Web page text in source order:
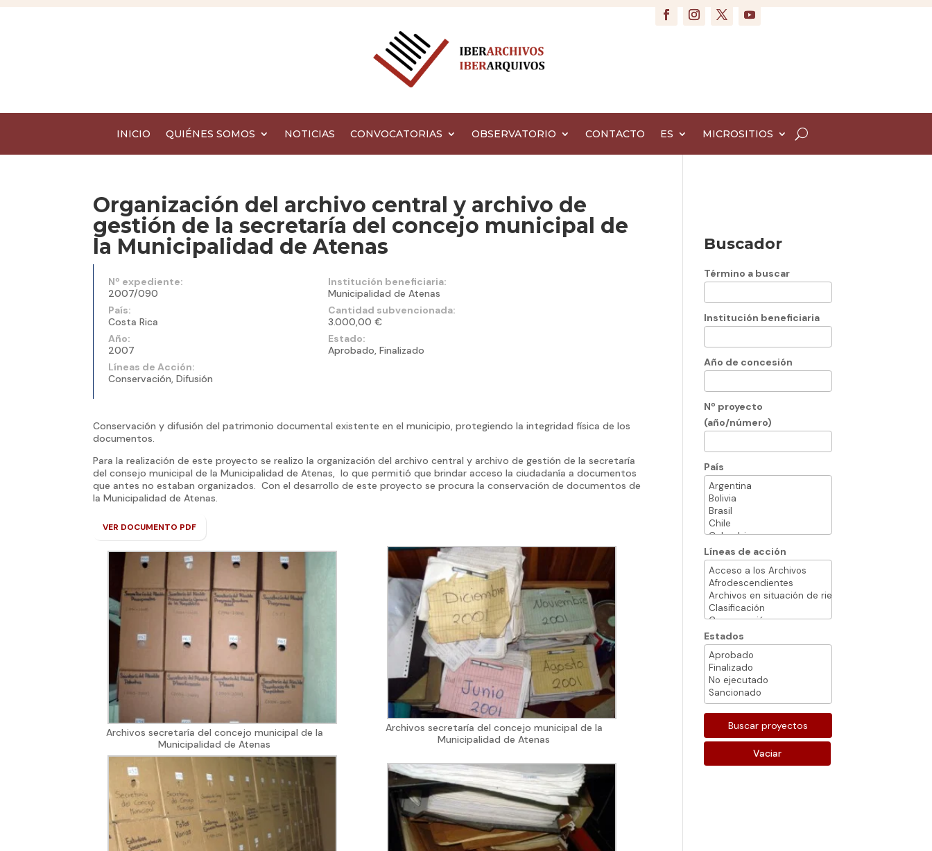
INICIO QUIÉNES SOMOS NOTICIAS CONVOCATORIAS OBSERVATORIO CONTACTO ES MICROSITIOS
Organización del archivo central y archivo de
gestión de la secretaría del concejo municipal de
la Municipalidad de Atenas
Nº expediente:
2007/090
País:
Costa Rica
Año:
2007
Líneas de Acción:
Conservación, Difusión
Institución beneficiaria:
Municipalidad de Atenas
Cantidad subvencionada:
3.000,00 €
Estado:
Aprobado, Finalizado
Conservación y difusión del patrimonio documental existente en el municipio, protegiendo la integridad física de los
documentos.
Para la realización de este proyecto se realizo la organización del archivo central y archivo de gestión de la secretaría
del consejo municipal de la Municipalidad de Atenas, lo que permitió que brindar acceso la ciudadanía a documentos
que antes no estaban organizados. Con el desarrollo de este proyecto se procura la conservación de documentos de
la Municipalidad de Atenas.
VER DOCUMENTO PDF
Archivos secretaría del concejo municipal de la
Municipalidad de Atenas
Archivos secretaría del concejo municipal de la
Municipalidad de Atenas
Buscador
Término a buscar
Institución beneficiaria
Año de concesión
Nº proyecto
(año/número)
País
Líneas de acción
Estados
Vaciar